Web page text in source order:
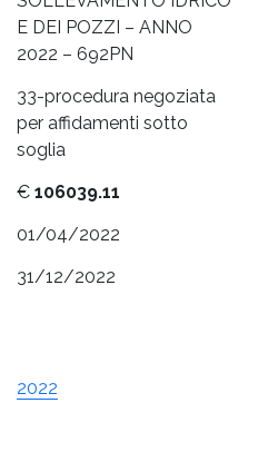
E DEI POZZI – ANNO
2022 – 692PN
33-procedura negoziata
per affidamenti sotto
soglia
€ 106039.11
01/04/2022
31/12/2022
2022